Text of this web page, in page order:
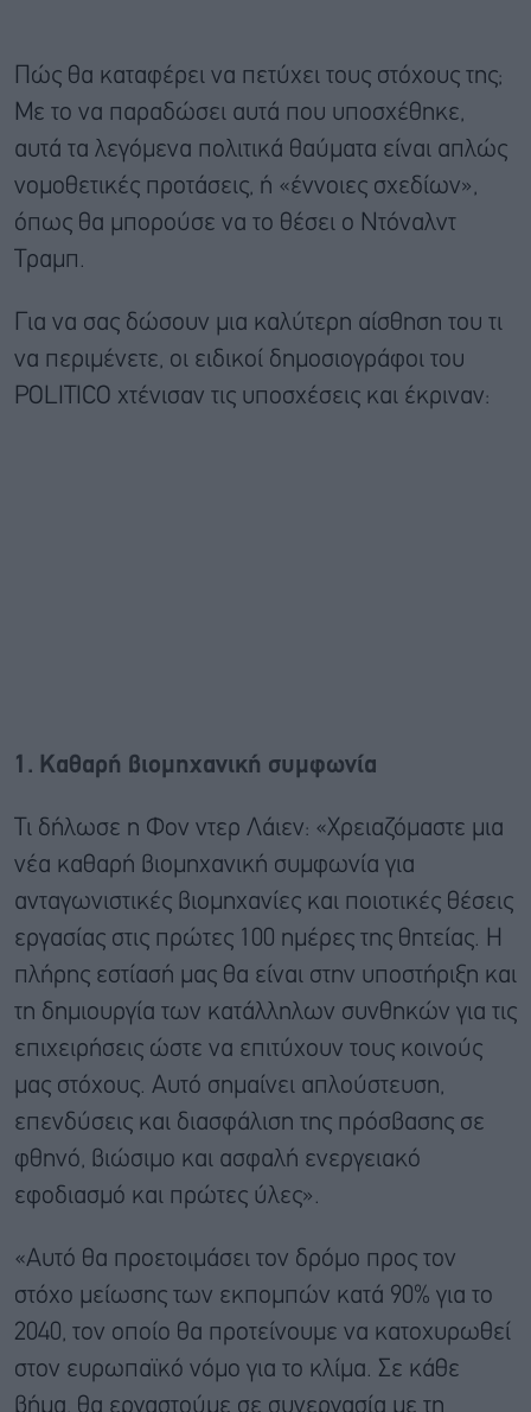
Πώς θα καταφέρει να πετύχει τους στόχους της;
Με το να παραδώσει αυτά που υποσχέθηκε,
αυτά τα λεγόμενα πολιτικά θαύματα είναι απλώς
νομοθετικές προτάσεις, ή «έννοιες σχεδίων»,
όπως θα μπορούσε να το θέσει ο Ντόναλντ
Τραμπ.
Για να σας δώσουν μια καλύτερη αίσθηση του τι
να περιμένετε, οι ειδικοί δημοσιογράφοι του
POLITICO χτένισαν τις υποσχέσεις και έκριναν:
1. Καθαρή βιομηχανική συμφωνία
Τι δήλωσε η Φον ντερ Λάιεν: «Χρειαζόμαστε μια
νέα καθαρή βιομηχανική συμφωνία για
ανταγωνιστικές βιομηχανίες και ποιοτικές θέσεις
εργασίας στις πρώτες 100 ημέρες της θητείας. Η
πλήρης εστίασή μας θα είναι στην υποστήριξη και
τη δημιουργία των κατάλληλων συνθηκών για τις
επιχειρήσεις ώστε να επιτύχουν τους κοινούς
μας στόχους. Αυτό σημαίνει απλούστευση,
επενδύσεις και διασφάλιση της πρόσβασης σε
φθηνό, βιώσιμο και ασφαλή ενεργειακό
εφοδιασμό και πρώτες ύλες».
«Αυτό θα προετοιμάσει τον δρόμο προς τον
στόχο μείωσης των εκπομπών κατά 90% για το
2040, τον οποίο θα προτείνουμε να κατοχυρωθεί
στον ευρωπαϊκό νόμο για το κλίμα. Σε κάθε
βήμα, θα εργαστούμε σε συνεργασία με τη